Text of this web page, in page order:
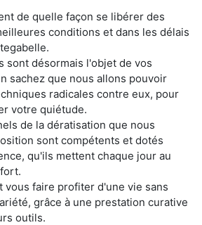
de quelle façon se libérer des
conditions et dans les délais
sont désormais l'objet de vos
sachez que nous allons pouvoir
radicales contre eux, pour
votre quiétude.
de la dératisation que nous
sont compétents et dotés
qu'ils mettent chaque jour au
vous faire profiter d'une vie sans
grâce à une prestation curative
outils.